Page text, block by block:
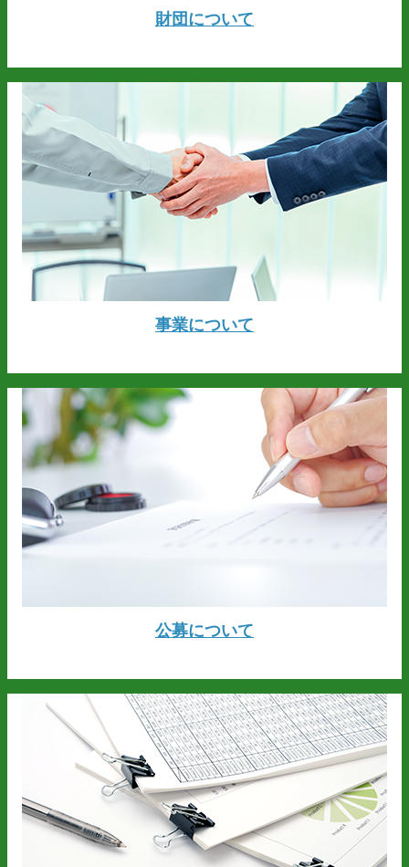
財団について
事業について
公募について